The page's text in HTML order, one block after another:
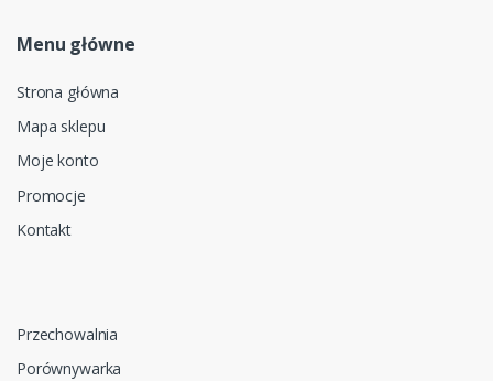
Menu główne
Strona główna
Mapa sklepu
Moje konto
Promocje
Kontakt
Przechowalnia
Porównywarka